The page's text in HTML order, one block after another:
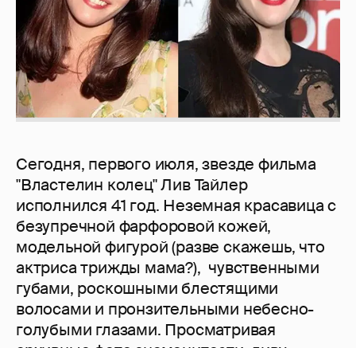
Сегодня, первого июля, звезде фильма
"Властелин колец" Лив Тайлер
исполнился 41 год. Неземная красавица с
безупречной фарфоровой кожей,
модельной фигурой (разве скажешь, что
актриса трижды мама?), чувственными
губами, роскошными блестящими
волосами и пронзительными небесно-
голубыми глазами. Просматривая